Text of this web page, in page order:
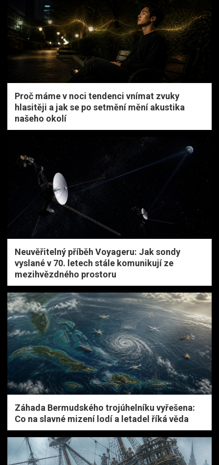
Proč máme v noci tendenci vnímat zvuky
hlasitěji a jak se po setmění mění akustika
našeho okolí
Neuvěřitelný příběh Voyageru: Jak sondy
vyslané v 70. letech stále komunikují ze
mezihvězdného prostoru
Záhada Bermudského trojúhelníku vyřešena:
Co na slavné mizení lodí a letadel říká věda